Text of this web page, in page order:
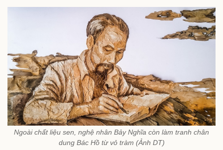
Ngoài chất liệu sen, nghệ nhân Bảy Nghĩa còn làm tranh chân
dung Bác Hồ từ vỏ tràm (Ảnh DT)